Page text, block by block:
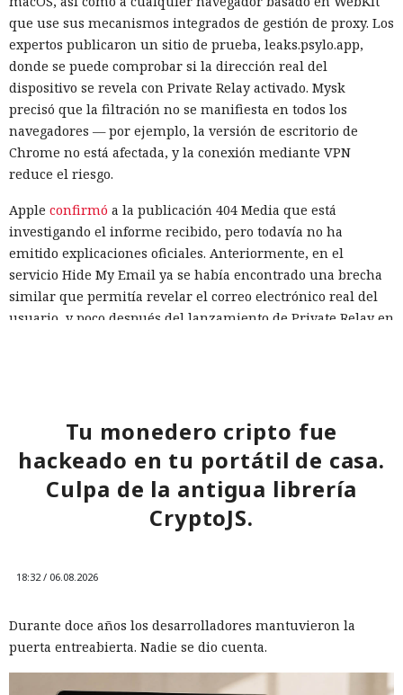
que use sus mecanismos integrados de gestión de proxy. Los
expertos publicaron un sitio de prueba, leaks.psylo.app,
donde se puede comprobar si la dirección real del
dispositivo se revela con Private Relay activado. Mysk
precisó que la filtración no se manifiesta en todos los
navegadores — por ejemplo, la versión de escritorio de
Chrome no está afectada, y la conexión mediante VPN
reduce el riesgo.
Apple confirmó a la publicación 404 Media que está
investigando el informe recibido, pero todavía no ha
emitido explicaciones oficiales. Anteriormente, en el
servicio Hide My Email ya se había encontrado una brecha
similar que permitía revelar el correo electrónico real del
usuario, y poco después del lanzamiento de Private Relay en
Relay, y también teniendo precaución con los sitios que
solicitan el acceso mediante Passkey en dispositivos Apple.
Tu monedero cripto fue
hackeado en tu portátil de casa.
Culpa de la antigua librería
CryptoJS.
18:32 / 06.08.2026
Durante doce años los desarrolladores mantuvieron la
puerta entreabierta. Nadie se dio cuenta.